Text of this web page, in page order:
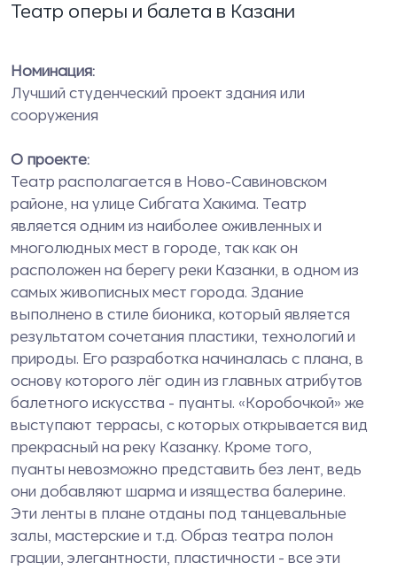
Театр оперы и балета в Казани
Номинация:
Лучший студенческий проект здания или
сооружения
О проекте:
Театр располагается в Ново-Савиновском
районе, на улице Сибгата Хакима. Театр
является одним из наиболее оживленных и
многолюдных мест в городе, так как он
расположен на берегу реки Казанки, в одном из
самых живописных мест города. Здание
выполнено в стиле бионика, который является
результатом сочетания пластики, технологий и
природы. Его разработка начиналась с плана, в
основу которого лёг один из главных атрибутов
балетного искусства - пуанты. «Коробочкой» же
выступают террасы, с которых открывается вид
прекрасный на реку Казанку. Кроме того,
пуанты невозможно представить без лент, ведь
они добавляют шарма и изящества балерине.
Эти ленты в плане отданы под танцевальные
залы, мастерские и т.д. Образ театра полон
грации, элегантности, пластичности - все эти